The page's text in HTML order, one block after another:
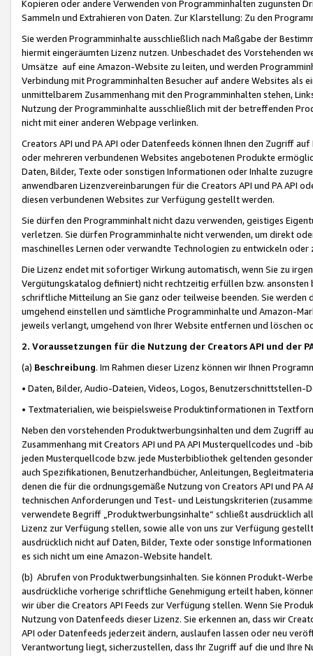
Kopieren oder andere Verwenden von Programminhalten zugunsten
Sammeln und Extrahieren von Daten. Zur Klarstellung: Zu den
Sie werden Programminhalte ausschließlich nach Maßgabe der
hiermit eingeräumten Lizenz nutzen. Unbeschadet des Vorstehenden
Umsätze auf eine Amazon-Website zu leiten, und werden
Verbindung mit Programminhalten Besucher auf andere Websites als
unmittelbarem Zusammenhang mit den Programminhalten stehen,
Nutzung der Programminhalte ausschließlich mit der betreffenden
nicht mit einer anderen Webpage verlinken.
Creators API und PA API oder Datenfeeds können Ihnen den Zugriff
oder mehreren verbundenen Websites angebotenen Produkte
Daten, Bilder, Texte oder sonstigen Informationen oder Inhalte
anwendbaren Lizenzvereinbarungen für die Creators API und PA API
diesen verbundenen Websites zur Verfügung gestellt werden.
Sie dürfen den Programminhalt nicht dazu verwenden, geistiges
verletzen. Sie dürfen Programminhalte nicht verwenden, um direkt
maschinelles Lernen oder verwandte Technologien zu entwickeln
Die Lizenz endet mit sofortiger Wirkung automatisch, wenn Sie zu
Vergütungskatalog definiert) nicht rechtzeitig erfüllen bzw. ansonsten
schriftliche Mitteilung an Sie ganz oder teilweise beenden. Sie werden
umgehend einstellen und sämtliche Programminhalte und Amazon-
jeweils verlangt, umgehend von Ihrer Website entfernen und löschen
2. Voraussetzungen für die Nutzung der Creators API und der
(a) Beschreibung. Im Rahmen dieser Lizenz können wir Ihnen
• Daten, Bilder, Audio-Dateien, Videos, Logos, Benutzerschnittstellen-
• Textmaterialien, wie beispielsweise Produktinformationen in
Neben den vorstehenden Produktwerbungsinhalten und dem Zugriff
Zusammenhang mit Creators API und PA API Musterquellcodes und
jeden Musterquellcode bzw. jede Musterbibliothek geltenden
auch Spezifikationen, Benutzerhandbücher, Anleitungen,
denen die für die ordnungsgemäße Nutzung von Creators API und PA
technischen Anforderungen und Test- und Leistungskriterien
verwendete Begriff „Produktwerbungsinhalte“ schließt ausdrücklich
Lizenz zur Verfügung stellen, sowie alle von uns zur Verfügung
ausdrücklich nicht auf Daten, Bilder, Texte oder sonstige
es sich nicht um eine Amazon-Website handelt.
(b) Abrufen von Produktwerbungsinhalten. Sie können Produkt-
ausdrückliche vorherige schriftliche Genehmigung erteilt haben,
wir über die Creators API Feeds zur Verfügung stellen. Wenn Sie
Nutzung von Datenfeeds dieser Lizenz. Sie erkennen an, dass wir
API oder Datenfeeds jederzeit ändern, auslaufen lassen oder neu
Verantwortung liegt, sicherzustellen, dass Ihr Zugriff auf die und Ihre